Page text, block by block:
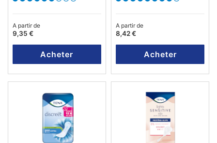
A partir de
9,35 €
Acheter
A partir de
8,42 €
Acheter